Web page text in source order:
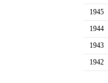
1945
1944
1943
1942